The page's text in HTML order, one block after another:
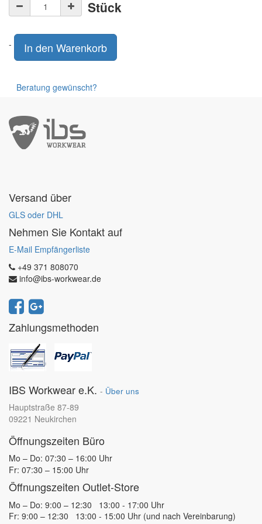
Stück
- In den Warenkorb
Beratung gewünscht?
Versand über
GLS oder DHL
Nehmen Sie Kontakt auf
E-Mail Empfängerliste
+49 371 808070
info@ibs-workwear.de
Zahlungsmethoden
IBS Workwear e.K. - Über uns
Hauptstraße 87-89
09221 Neukirchen
Öffnungszeiten Büro
Mo – Do: 07:30 – 16:00 Uhr
Fr: 07:30 – 15:00 Uhr
Öffnungszeiten Outlet-Store
Mo – Do: 9:00 – 12:30 13:00 - 17:00 Uhr
Fr: 9:00 – 12:30 13:00 - 15:00 Uhr (und nach Vereinbarung)